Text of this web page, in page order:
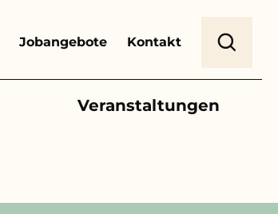
Jobangebote Kontakt
Veranstaltungen